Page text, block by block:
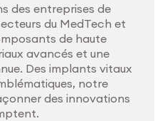
des entreprises de
du MedTech et
de haute
avancés et une
Des implants vitaux
notre
des innovations